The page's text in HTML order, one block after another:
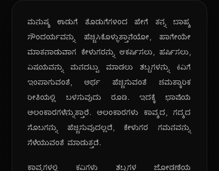
ಮನುಷ್ಯ ಉಡುಗೆ ತೊಡುಗೆಗಳಿಂದ ಹೇಗೆ ತನ್ನ ಬಾಹ್ಯ
ಸೌಂದರ್ಯವನ್ನು ಹೆಚ್ಚಿಸಿಕೊಳ್ಳುತ್ತಾನೆಯೋ, ಹಾಗೇಯೇ
ಮಾತನಾಡುವಾಗ ಕೇಳುಗರನ್ನು ಆಕರ್ಷಿಸಲು, ಹರ್ಷಿಸಲು,
ವಿಷಯವನ್ನು ಮನದಟ್ಟು ಮಾಡಲು ಶಬ್ದಗಳನ್ನು ಕಿವಿಗೆ
ಇಂಪಾಗುವಂತೆ, ಅರ್ಥ ಹೆಚ್ಚಿಸುವಂತೆ ಚಮತ್ಕಾರಿಕ
ರೀತಿಯಲ್ಲಿ ಬಳಸುವುದು ರೂಡಿ. ಇದಕ್ಕೆ ಭಾಷೆಯ
ಅಲಂಕಾರಗಳೆನ್ನುತ್ತಾರೆ. ಅಲಂಕಾರಗಳು ಕಾವ್ಯದ, ಗದ್ಯದ
ಸೊಬಗನ್ನು ಹೆಚ್ಚಿಸುವುದಲ್ಲದೆ, ಕೇಳುಗರ ಗಮನವನ್ನು
ಸೆಳೆಯುವಂತೆ ಮಾಡುತ್ತದೆ.